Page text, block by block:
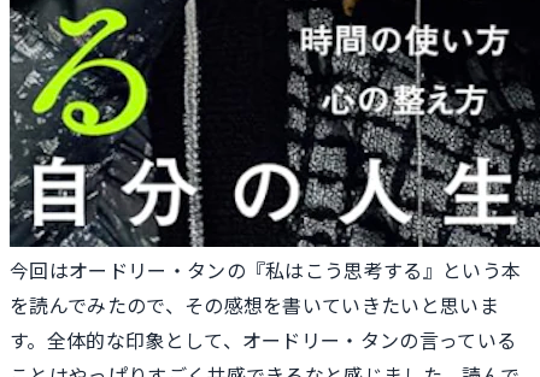
今回はオードリー・タンの『私はこう思考する』という本
を読んでみたので、その感想を書いていきたいと思いま
す。全体的な印象として、オードリー・タンの言っている